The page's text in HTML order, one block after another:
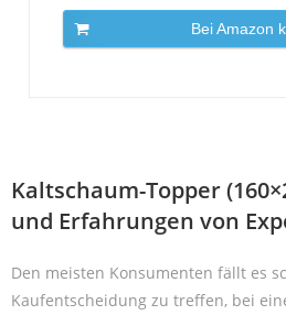
Bei Amazon
Kaltschaum-Topper
und Erfahrungen von
Den meisten Konsumenten fällt es
Kaufentscheidung zu treffen, bei